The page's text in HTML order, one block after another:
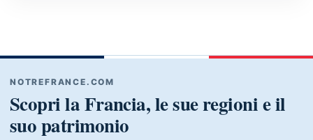
NOTREFRANCE.COM
Scopri la Francia, le sue regioni e il
suo patrimonio